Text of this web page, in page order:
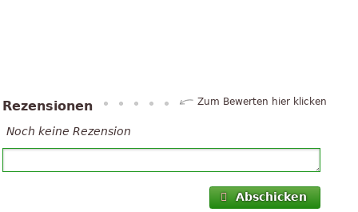
Rezensionen Zum Bewerten hier klicken
Noch keine Rezension
Abschicken